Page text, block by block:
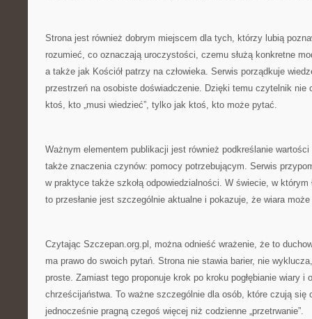
Strona jest również dobrym miejscem dla tych, którzy lubią
rozumieć, co oznaczają uroczystości, czemu służą konkretne
a także jak Kościół patrzy na człowieka. Serwis porządkuje
przestrzeń na osobiste doświadczenie. Dzięki temu czytelnik nie
ktoś, kto „musi wiedzieć”, tylko jak ktoś, kto może pytać.
Ważnym elementem publikacji jest również podkreślanie
także znaczenia czynów: pomocy potrzebującym. Serwis
w praktyce także szkołą odpowiedzialności. W świecie, w którym
to przesłanie jest szczególnie aktualne i pokazuje, że wiara
Czytając Szczepan.org.pl, można odnieść wrażenie, że to
ma prawo do swoich pytań. Strona nie stawia barier, nie
proste. Zamiast tego proponuje krok po kroku pogłębianie wiary i
chrześcijaństwa. To ważne szczególnie dla osób, które czują się
jednocześnie pragną czegoś więcej niż codzienne „przetrwanie”.